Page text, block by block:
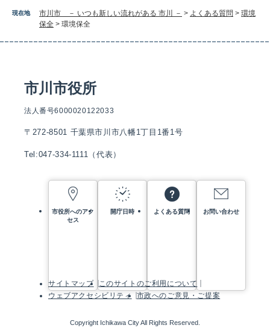
現在地 市川市 － いつも新しい流れがある 市川 － > よくある質問 > 環境
保全 > 環境保全
市川市役所
法人番号6000020122033
〒272-8501 千葉県市川市八幡1丁目1番1号
Tel:047-334-1111（代表）
市役所へのアク
セス
開庁日時 よくある質問 お問い合わせ
サイトマップ
このサイトのご利用について
ウェブアクセシビリティ
市政へのご意見・ご提案
Copyright Ichikawa City All Rights Reserved.